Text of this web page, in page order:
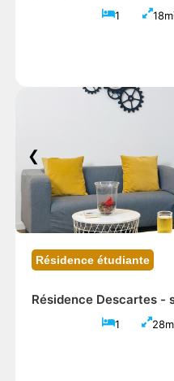
1
❮
Résidence étudiante
Résidence Descartes -
1